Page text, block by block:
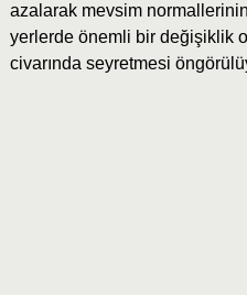
azalarak mevsim
yerlerde önemli bir değişiklik
civarında seyretmesi